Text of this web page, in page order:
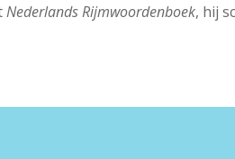
Nederlands Rijmwoordenboek, hij